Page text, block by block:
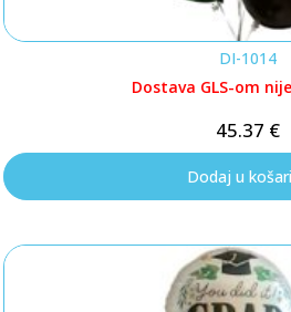
DI-1014
Dostava GLS-om
45.37 €
Dodaj u